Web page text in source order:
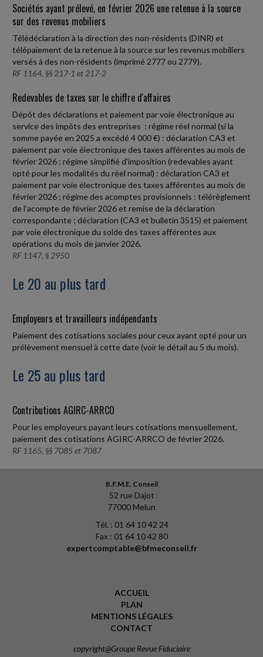
Sociétés ayant prélevé, en février 2026 une retenue à la source
sur des revenus mobiliers
Télédéclaration à la direction des non-résidents (DINR) et
télépaiement de la retenue à la source sur les revenus mobiliers
versés à des non-résidents (imprimé 2777 ou 2779).
RF 1164, §§ 217-1 et 217-2
Redevables de taxes sur le chiffre d'affaires
Dépôt des déclarations et paiement par voie électronique au
service des impôts des entreprises : régime réel normal (si la
somme payée en 2025 a excédé 4 000 €) : déclaration CA3 et
paiement par voie électronique des taxes afférentes au mois de
février 2026 ; régime simplifié d'imposition (redevables ayant
opté pour les modalités du réel normal) : déclaration CA3 et
paiement par voie électronique des taxes afférentes au mois de
février 2026 ; régime des acomptes provisionnels : télérèglement
de l'acompte de février 2026 et remise de la déclaration
correspondante ; déclaration (CA3 et bulletin 3515) et paiement
par voie électronique du solde des taxes afférentes aux
opérations du mois de janvier 2026.
RF 1147, § 2950
Le 20 au plus tard
Employeurs et travailleurs indépendants
Paiement des cotisations sociales pour ceux ayant opté pour un
prélèvement mensuel à cette date (voir le détail au 5 du mois).
Le 25 au plus tard
Contributions AGIRC-ARRCO
Pour les employeurs payant leurs cotisations mensuellement,
paiement des cotisations AGIRC-ARRCO de février 2026.
RF 1165, §§ 7085 et 7087
B.F.M.E. Conseil
52 rue Dajot
77000 Melun
Tél. : 01 64 10 42 24
Fax : 01 64 10 42 80
expertcomptable@bfmeconseil.fr
ACCUEIL
PLAN
MENTIONS LÉGALES
CONTACT
copyright@Groupe Revue Fiduciaire